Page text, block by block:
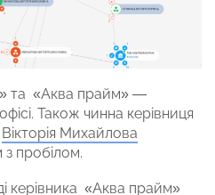
та «Аква прайм» —
Також чинна керівниця
Вікторія Михайлова
пробілом.
керівника «Аква прайм»